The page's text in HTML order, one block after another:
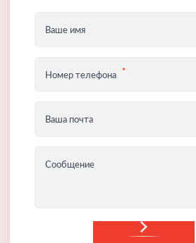
Ваше имя
Номер телефона
Ваша почта
Сообщение